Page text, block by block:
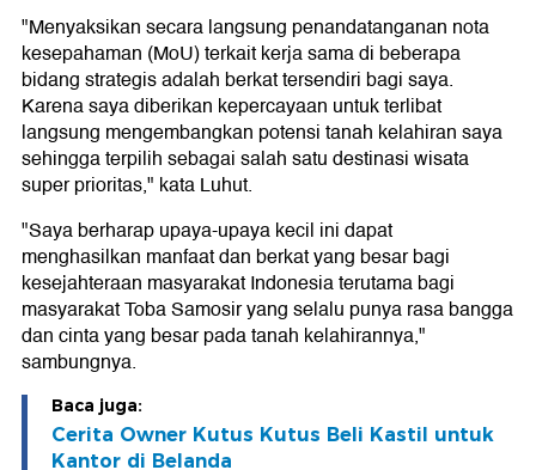
"Menyaksikan secara langsung penandatanganan nota
kesepahaman (MoU) terkait kerja sama di beberapa
bidang strategis adalah berkat tersendiri bagi saya.
Karena saya diberikan kepercayaan untuk terlibat
langsung mengembangkan potensi tanah kelahiran saya
sehingga terpilih sebagai salah satu destinasi wisata
super prioritas," kata Luhut.
"Saya berharap upaya-upaya kecil ini dapat
menghasilkan manfaat dan berkat yang besar bagi
kesejahteraan masyarakat Indonesia terutama bagi
masyarakat Toba Samosir yang selalu punya rasa bangga
dan cinta yang besar pada tanah kelahirannya,"
sambungnya.
Baca juga:
Cerita Owner Kutus Kutus Beli Kastil untuk
Kantor di Belanda